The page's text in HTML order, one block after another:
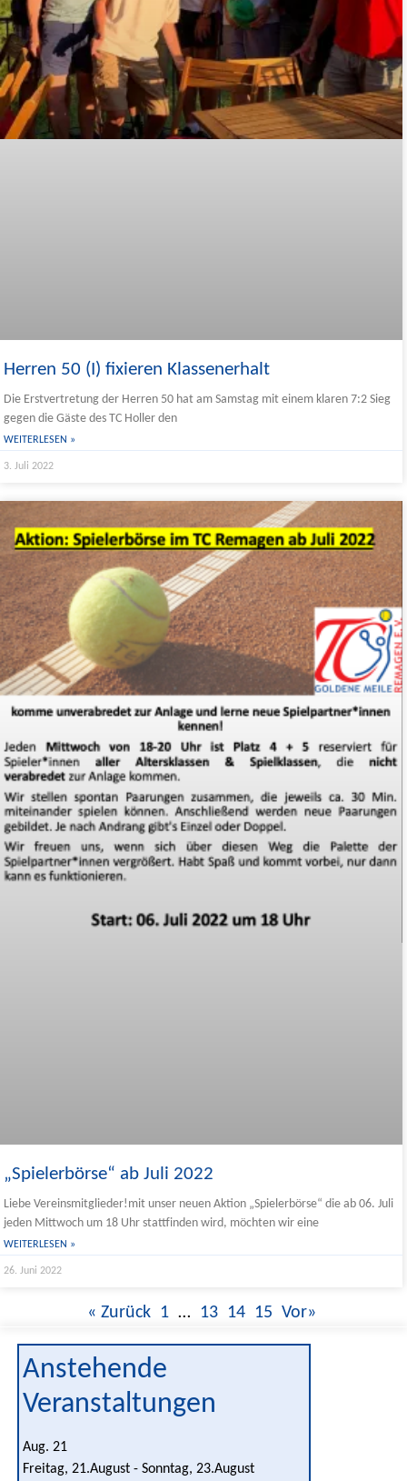
Herren 50 (I) fixieren Klassenerhalt
Die Erstvertretung der Herren 50 hat am Samstag mit einem klaren 7:2 Sieg
gegen die Gäste des TC Holler den
WEITERLESEN »
3. Juli 2022
„Spielerbörse“ ab Juli 2022
Liebe Vereinsmitglieder!mit unser neuen Aktion „Spielerbörse“ die ab 06. Juli
jeden Mittwoch um 18 Uhr stattfinden wird, möchten wir eine
WEITERLESEN »
26. Juni 2022
« Zurück 1 … 13 14 15 Vor»
Anstehende
Veranstaltungen
Aug. 21
Freitag, 21.August- Sonntag, 23.August